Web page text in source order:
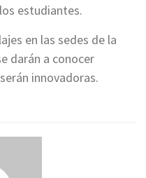
estudiantes.
en las sedes de la
darán a conocer
innovadoras.